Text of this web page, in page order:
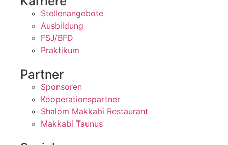
Stellenangebote
Ausbildung
FSJ/BFD
Praktikum
Partner
Sponsoren
Kooperationspartner
Shalom Makkabi Restaurant
Makkabi Taunus